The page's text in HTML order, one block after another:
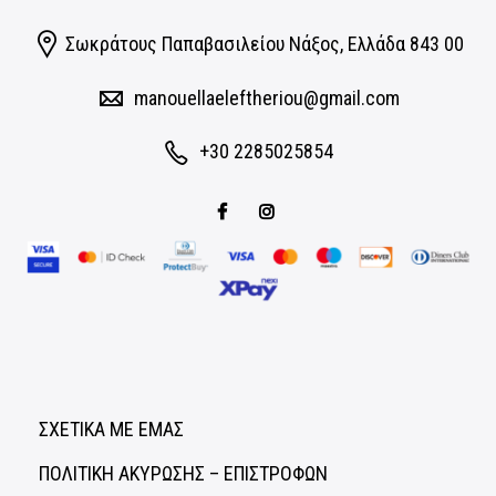
Σωκράτους Παπαβασιλείου Νάξος, Eλλάδα 843 00
manouellaeleftheriou@gmail.com
+30 2285025854
ΣΧΕΤΙΚΑ ΜΕ ΕΜΑΣ
ΠΟΛΙΤΙΚΗ ΑΚΥΡΩΣΗΣ – ΕΠΙΣΤΡΟΦΩΝ